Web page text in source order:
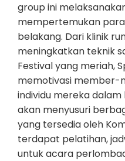
group ini
mempertemukan
belakang. Dari klinik
meningkatkan teknik
Festival yang meriah,
memotivasi member-
individu mereka dalam
akan menyusuri
yang tersedia oleh
terdapat pelatihan,
untuk acara